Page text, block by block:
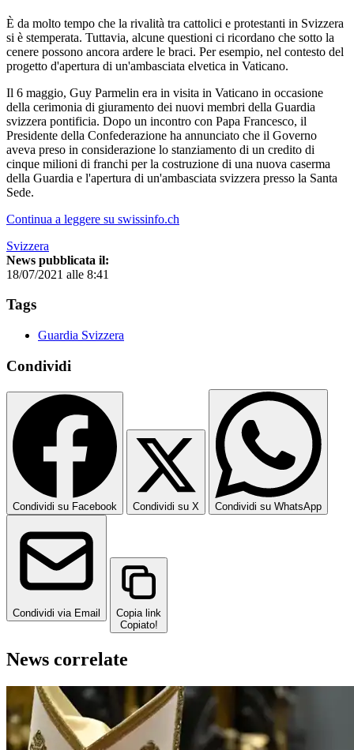
È da molto tempo che la rivalità tra cattolici e protestanti in Svizzera
si è stemperata. Tuttavia, alcune questioni ci ricordano che sotto la
cenere possono ancora ardere le braci. Per esempio, nel contesto del
progetto d'apertura di un'ambasciata elvetica in Vaticano.
Il 6 maggio, Guy Parmelin era in visita in Vaticano in occasione
della cerimonia di giuramento dei nuovi membri della Guardia
svizzera pontificia. Dopo un incontro con Papa Francesco, il
Presidente della Confederazione ha annunciato che il Governo
aveva preso in considerazione lo stanziamento di un credito di
cinque milioni di franchi per la costruzione di una nuova caserma
della Guardia e l'apertura di un'ambasciata svizzera presso la Santa
Sede.
Continua a leggere su swissinfo.ch
Svizzera
News pubblicata il:
18/07/2021 alle 8:41
Tags
Guardia Svizzera
Condividi
Condividi su Facebook Condividi su X Condividi su WhatsApp
Condividi via Email
Copia link
Copiato!
News correlate